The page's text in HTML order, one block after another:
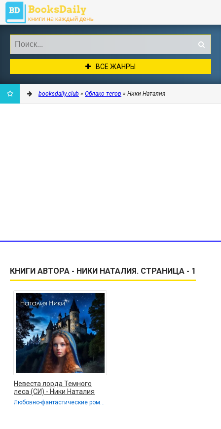
ВСЕ ЖАНРЫ
booksdaily.club » Облако тегов » Ники Наталия
КНИГИ АВТОРА - НИКИ НАТАЛИЯ. СТРАНИЦА - 1
Невеста лорда Темного
леса (СИ) - Ники Наталия
Любовно-фантастические романы